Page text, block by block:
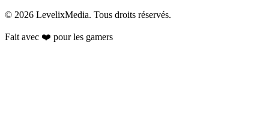
© 2026 LevelixMedia. Tous droits réservés.
Fait avec ❤️ pour les gamers